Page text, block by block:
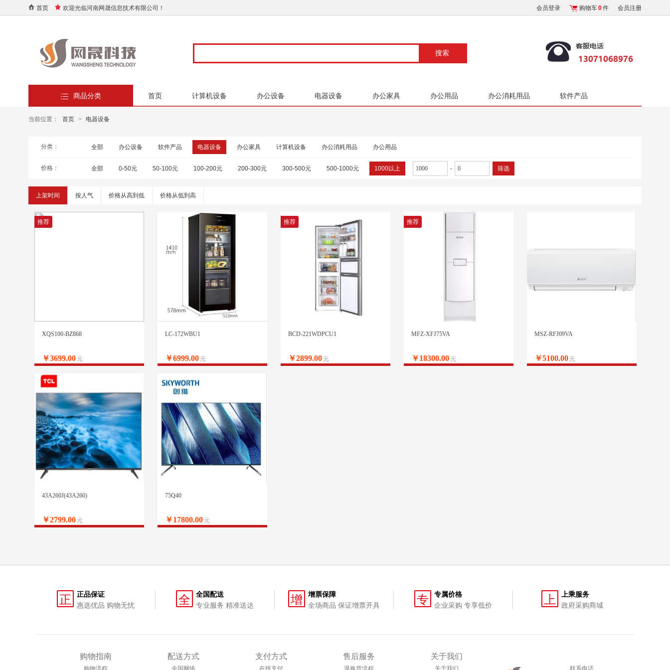
首页 欢迎光临河南网晟信息技术有限公司！ 会员登录 购物车0件 会员注册
商品分类 首页 计算机设备 办公设备 电器设备 办公家具 办公用品 办公消耗用品 软件产品
当前位置： 首页 > 电器设备
分类： 全部 办公设备 软件产品 电器设备 办公家具 计算机设备 办公消耗用品 办公用品
价格： 全部 0-50元 50-100元 100-200元 200-300元 300-500元 500-1000元 1000以上 - 筛选
上架时间 按人气 价格从高到低 价格从低到高
推荐
XQS100-BZ868
￥3699.00 元
LC-172WBU1
￥6999.00 元
推荐
BCD-221WDPCU1
￥2899.00 元
推荐
MFZ-XFJ75VA
￥18300.00 元
MSZ-RFJ09VA
￥5100.00 元
43A260J(43A260)
￥2799.00 元
75Q40
￥17800.00 元
正
正品保证
惠选优品 购物无忧
全
全国配送
专业服务 精准送达
增
增票保障
全场商品 保证增票开具
专
专属价格
企业采购 专享低价
上
上乘服务
政府采购商城
购物指南
购物流程
配送方式
全国网络
支付方式
在线支付
售后服务
退换货流程
关于我们
关于我们 联系电话